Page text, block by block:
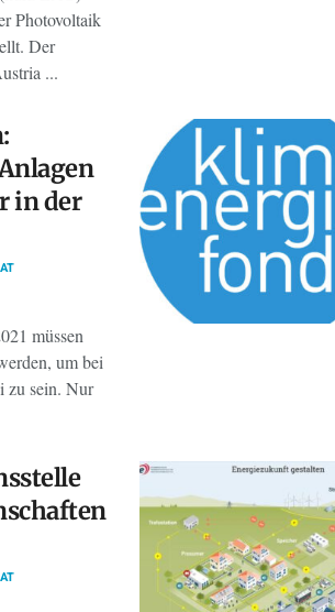
Photovoltaik
Der
...
in der
müssen
um bei
zu sein. Nur